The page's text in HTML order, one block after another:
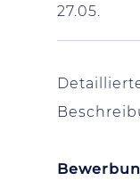
27.05.